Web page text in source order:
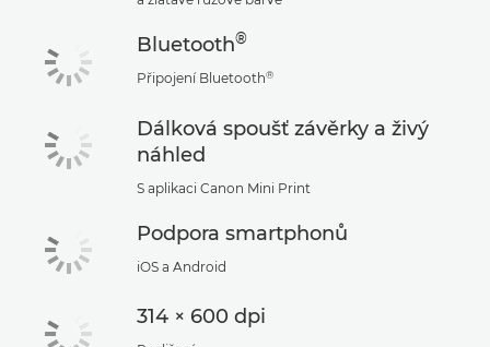
Bluetooth®
Připojení Bluetooth®
Dálková spoušť závěrky a živý
náhled
S aplikaci Canon Mini Print
Podpora smartphonů
iOS a Android
314 × 600 dpi